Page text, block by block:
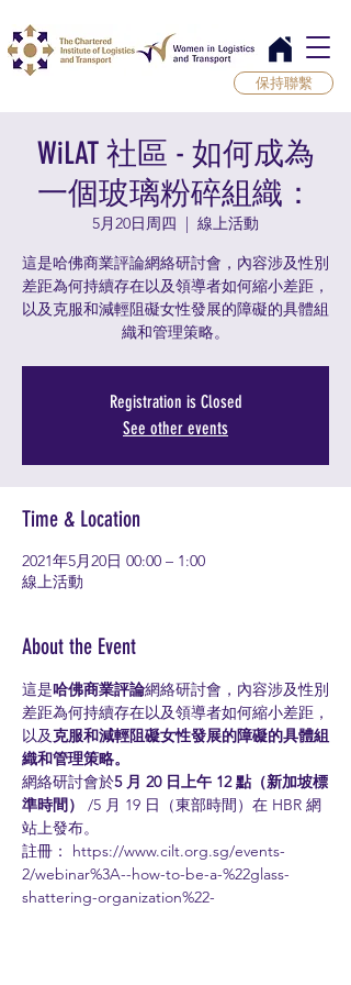
保持聯繫
WiLAT 社區 - 如何成為
一個玻璃粉碎組織：
5月20日周四
  |
線上活動
這是哈佛商業評論網絡研討會，內容涉及性別
差距為何持續存在以及領導者如何縮小差距，
以及克服和減輕阻礙女性發展的障礙的具體組
織和管理策略。
Registration is Closed
See other events
Time & Location
2021年5月20日 00:00 – 1:00
線上活動
About the Event
這是哈佛商業評論網絡研討會，內容涉及性別
差距為何持續存在以及領導者如何縮小差距，
以及克服和減輕阻礙女性發展的障礙的具體組
織和管理策略。
網絡研討會於5 月 20 日上午 12 點（新加坡標
準時間）
/5 月 19 日（東部時間）在 HBR 網
站上發布。
註冊： https://www.cilt.org.sg/events-
2/webinar%3A--how-to-be-a-%22glass-
shattering-organization%22-